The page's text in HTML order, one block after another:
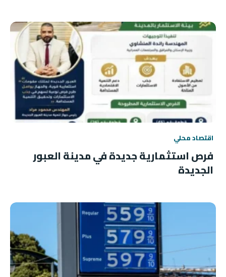
اقتصاد محلي
فرص استثمارية جديدة في مدينة العبور
الجديدة